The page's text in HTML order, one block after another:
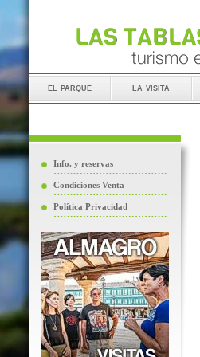
el parque la visita
Info. y reservas
Condiciones Venta
Política Privacidad